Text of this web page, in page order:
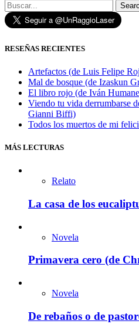
RESEÑAS RECIENTES
Artefactos (de Luis Felipe
Mal de bosque (de Izaskun
El libro rojo (de Iván
Viendo tu vida derrumbarse
Gianni Biffi)
Todos los muertos de mi
MÁS LECTURAS
Relato
La casa de los
Novela
Primavera cero (de
Novela
De rebaños o de